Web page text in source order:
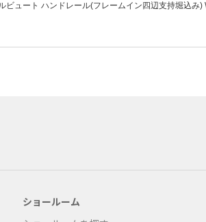
ビュート ハンドレール(フレームイン四辺支持堀込み)
ショールーム